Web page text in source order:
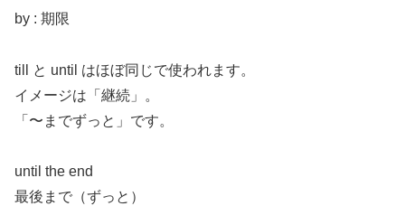
by : 期限
till と until はほぼ同じで使われます。
イメージは「継続」。
「〜までずっと」です。
until the end
最後まで（ずっと）